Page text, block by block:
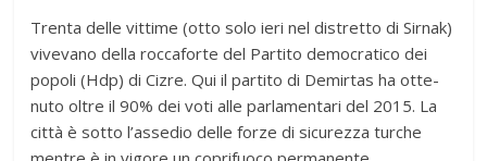
Trenta delle vit­time (otto solo ieri nel distretto di Sir­nak)
vive­vano della roc­ca­forte del Par­tito demo­cra­tico dei
popoli (Hdp) di Cizre. Qui il par­tito di Demir­tas ha otte­
nuto oltre il 90% dei voti alle par­la­men­tari del 2015. La
città è sotto l’assedio delle forze di sicu­rezza tur­che